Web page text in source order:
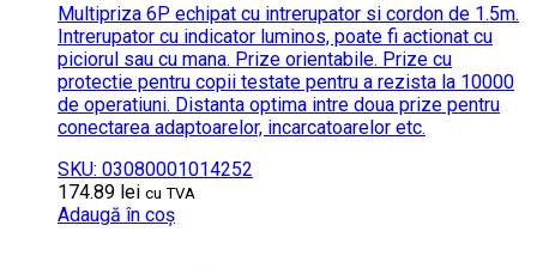
Multipriza 6P echipat cu intrerupator si cordon de 1.5m.
Intrerupator cu indicator luminos, poate fi actionat cu
piciorul sau cu mana. Prize orientabile. Prize cu
protectie pentru copii testate pentru a rezista la 10000
de operatiuni. Distanta optima intre doua prize pentru
conectarea adaptoarelor, incarcatoarelor etc.
SKU: 03080001014252
174.89 lei cu TVA
Adaugă în coș